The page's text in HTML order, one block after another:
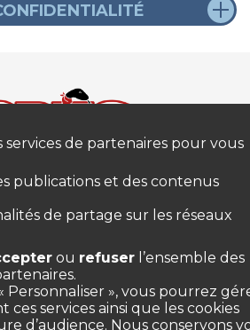
légales
services de partenaires pour vous
publications et des contenus
de partage sur les réseaux
ou refuser l’ensemble des
Personnaliser », vous pourrez
services ainsi que les cookies
d’audience. Nous conservons